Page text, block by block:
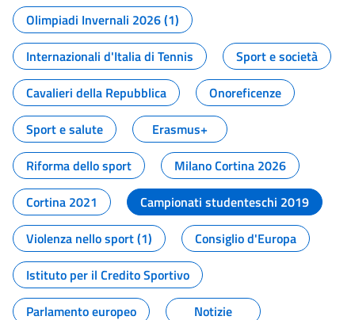
Olimpiadi Invernali 2026 (1)
Internazionali d'Italia di Tennis
Sport e società
Cavalieri della Repubblica
Onoreficenze
Sport e salute
Erasmus+
Riforma dello sport
Milano Cortina 2026
Cortina 2021
Campionati studenteschi 2019
Violenza nello sport (1)
Consiglio d'Europa
Istituto per il Credito Sportivo
Parlamento europeo
Notizie